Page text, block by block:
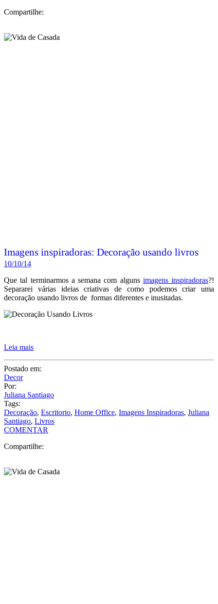
Compartilhe:
Imagens inspiradoras: Decoração usando livros
10/10/14
Que tal terminarmos a semana com alguns imagens inspiradoras?!
Separarei várias ideias criativas de como podemos criar uma
decoração usando livros de formas diferentes e inusitadas.
Leia mais
Postado em:
Decor
Por:
Juliana Santiago
Tags:
Decoração, Escritorio, Home Office, Imagens Inspiradoras, Juliana
Santiago, Livros
COMENTAR
Compartilhe: